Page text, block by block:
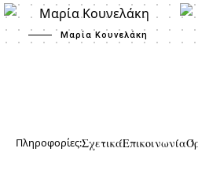
Μαρία Κουνελάκη
Πληροφορίες:ΣχετικάΕπικοινωνία